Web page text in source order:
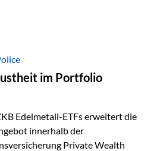
Life lassen sich beide Ansätze
und Stabilisierung. 1)
oder bewusst? Global investieren
die Weltmärkte möglichst
im Portfolio
Edelmetall-ETFs erweitert die
innerhalb der
Private Wealth